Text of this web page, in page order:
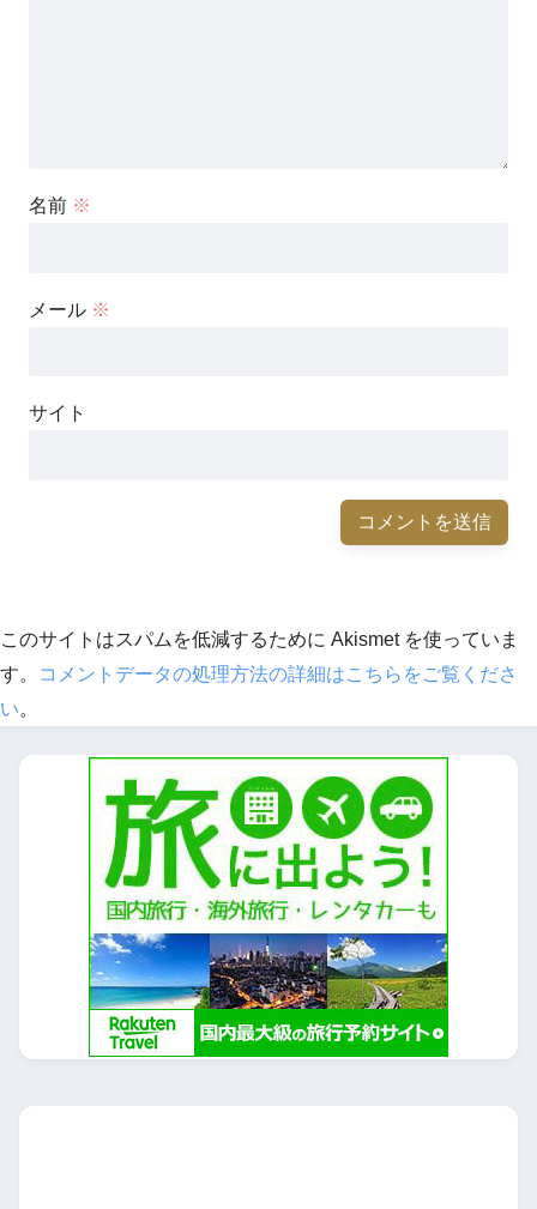
名前 ※
メール ※
サイト
このサイトはスパムを低減するために Akismet を使っていま
す。
コメントデータの処理方法の詳細はこちらをご覧くださ
い。